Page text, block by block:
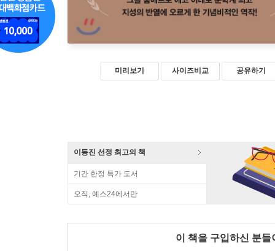
미리보기 사이즈비교 공유하기
이동진 선정 최고의 책
기간 한정 특가 도서
오직, 예스24에서만
이 책을 구입하신 분